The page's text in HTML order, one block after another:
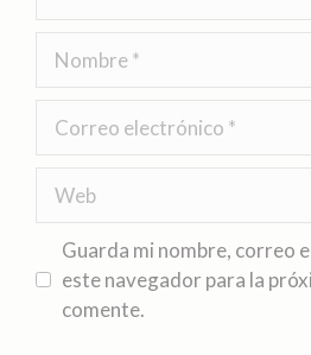
Guarda mi nombre, correo
este navegador para la
comente.